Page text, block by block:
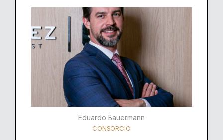
Eduardo Bauermann
CONSÓRCIO